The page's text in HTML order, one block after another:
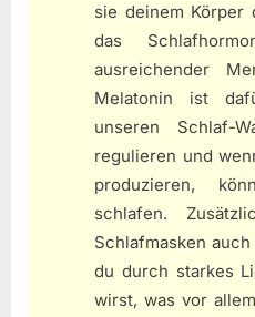
sie deinem Körper
das
ausreichender
Melatonin ist
unseren Schlaf-
regulieren und
produzieren,
schlafen.
Schlafmasken
du durch starkes
wirst, was vor